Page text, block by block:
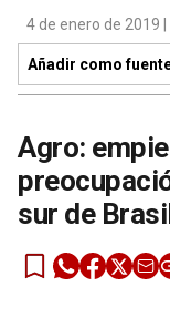
4 de enero de 2019
Añadir como
Agro:
sur de